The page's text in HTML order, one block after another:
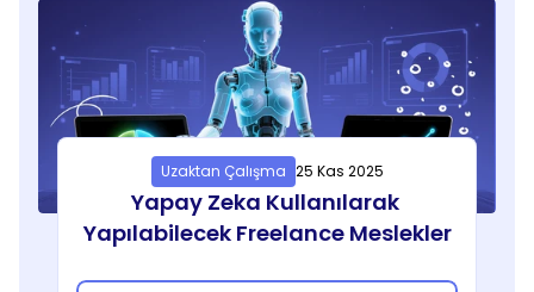
Uzaktan Çalışma 25 Kas 2025
Yapay Zeka Kullanılarak
Yapılabilecek Freelance Meslekler